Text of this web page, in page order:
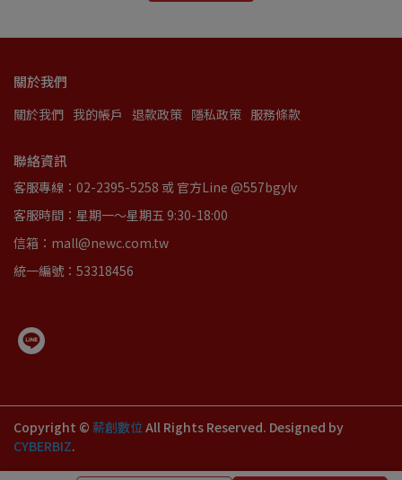
關於我們
關於我們 我的帳戶 退款政策 隱私政策 服務條款
聯絡資訊
客服專線：02-2395-5258 或 官方Line @557bgylv
客服時間：星期一～星期五 9:30-18:00
信箱：mall@newc.com.tw
統一編號：53318456
Copyright © 薪創數位 All Rights Reserved. Designed by
CYBERBIZ.